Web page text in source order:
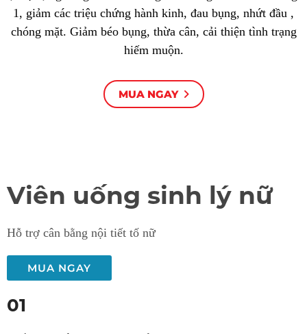
1, giảm các triệu chứng hành kinh, đau bụng, nhứt đầu ,
chóng mặt. Giảm béo bụng, thừa cân, cải thiện tình trạng
hiếm muộn.
MUA NGAY
Viên uống sinh lý nữ
Hỗ trợ cân bằng nội tiết tố nữ
MUA NGAY
01